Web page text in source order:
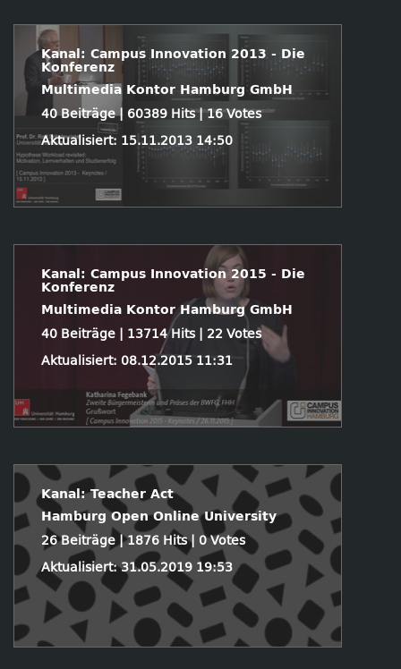
Kanal: Campus Innovation 2013 - Die
Konferenz
Multimedia Kontor Hamburg GmbH
40 Beiträge | 60389 Hits | 16 Votes
Aktualisiert: 15.11.2013 14:50
Kanal: Campus Innovation 2015 - Die
Konferenz
Multimedia Kontor Hamburg GmbH
40 Beiträge | 13714 Hits | 22 Votes
Aktualisiert: 08.12.2015 11:31
Kanal: Teacher Act
Hamburg Open Online University
26 Beiträge | 1876 Hits | 0 Votes
Aktualisiert: 31.05.2019 19:53